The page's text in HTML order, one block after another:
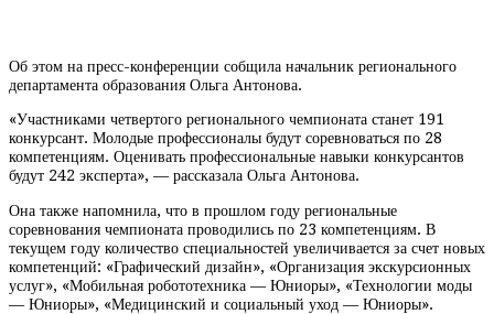
Об этом на пресс-конференции собщила начальник регионального
департамента образования Ольга Антонова.
«Участниками четвертого регионального чемпионата станет 191
конкурсант. Молодые профессионалы будут соревноваться по 28
компетенциям. Оценивать профессиональные навыки конкурсантов
будут 242 эксперта», — рассказала Ольга Антонова.
Она также напомнила, что в прошлом году региональные
соревнования чемпионата проводились по 23 компетенциям. В
текущем году количество специальностей увеличивается за счет новых
компетенций: «Графический дизайн», «Организация экскурсионных
услуг», «Мобильная робототехника — Юниоры», «Технологии моды
— Юниоры», «Медицинский и социальный уход — Юниоры».